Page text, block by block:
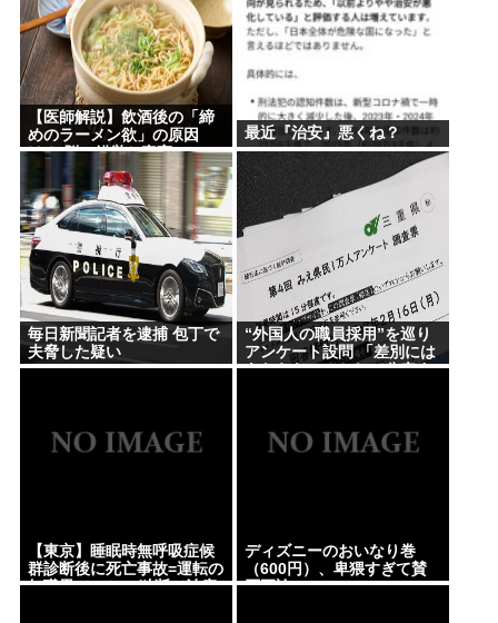
Powered by livedoor 相互RSS
【医師解説】飲酒後の「締
めのラーメン欲」の原因
は？ 脳の錯覚と真実
最近『治安』悪くね？
毎日新聞記者を逮捕 包丁で
夫脅した疑い
“外国人の職員採用”を巡り
アンケート設問 「差別には
あたらない」として公表す
【東京】睡眠時無呼吸症候
群診断後に死亡事故=運転の
無職男（34）、独断で治療
ディズニーのおいなり巻
（600円）、卑猥すぎて賛
否両論www